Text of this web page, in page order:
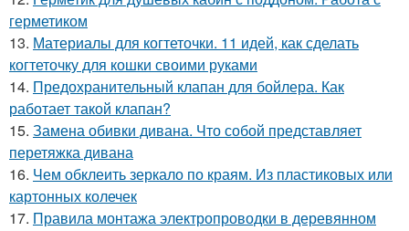
герметиком
13. Материалы для когтеточки. 11 идей, как сделать
когтеточку для кошки своими руками
14. Предохранительный клапан для бойлера. Как
работает такой клапан?
15. Замена обивки дивана. Что собой представляет
перетяжка дивана
16. Чем обклеить зеркало по краям. Из пластиковых или
картонных колечек
17. Правила монтажа электропроводки в деревянном